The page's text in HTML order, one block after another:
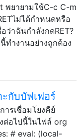
พยายามใช้C-c C-m
ไม่ได้กำหนดหรือ
ว่าฉันกำลังกดRET?
ทำงานอย่างถูกต้อง
ะกับบัฟเฟอร์
ารเชื่อมโยงคีย์
ต่อไปนี้ในไฟล์ org
# eval: (local-